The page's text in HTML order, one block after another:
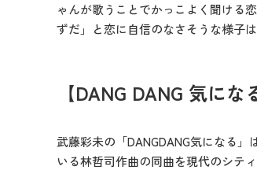
ゃんが歌うことでかっこよく聞ける
ずだ」と恋に自信のなさそうな様子
【DANG DANG 気に
武藤彩未の「DANGDANG気になる
いる林哲司作曲の同曲を現代のシテ